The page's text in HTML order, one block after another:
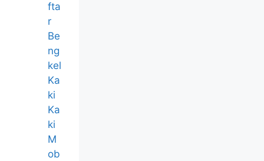
fta
r
Be
ng
kel
Ka
ki
Ka
ki
M
ob